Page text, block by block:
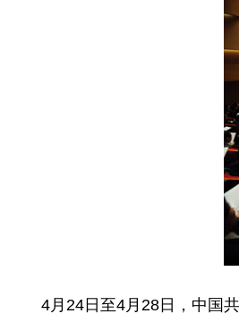
4月24日至4月28日，中国共